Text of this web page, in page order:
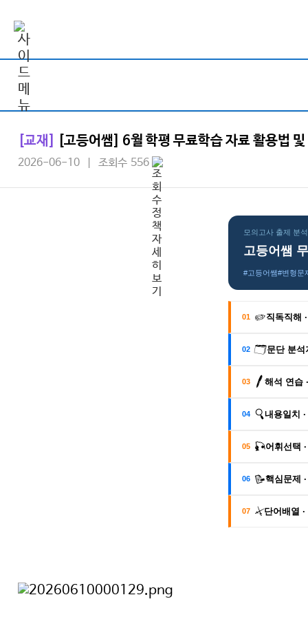
[교재] [고등어쌤] 6월 학평 무료학습 자료 활용법
2026-06-10 | 조회수 556
모의고사 출제 분
고등어쌤
#고등어쌤#변형문
01 ✏️직독직해
02 🗂️문단 분석
03 🖊️해석 연습
04 🔍내용일치
05 🎣어휘선택
06 📝핵심문제
07 ⚔️단어배열